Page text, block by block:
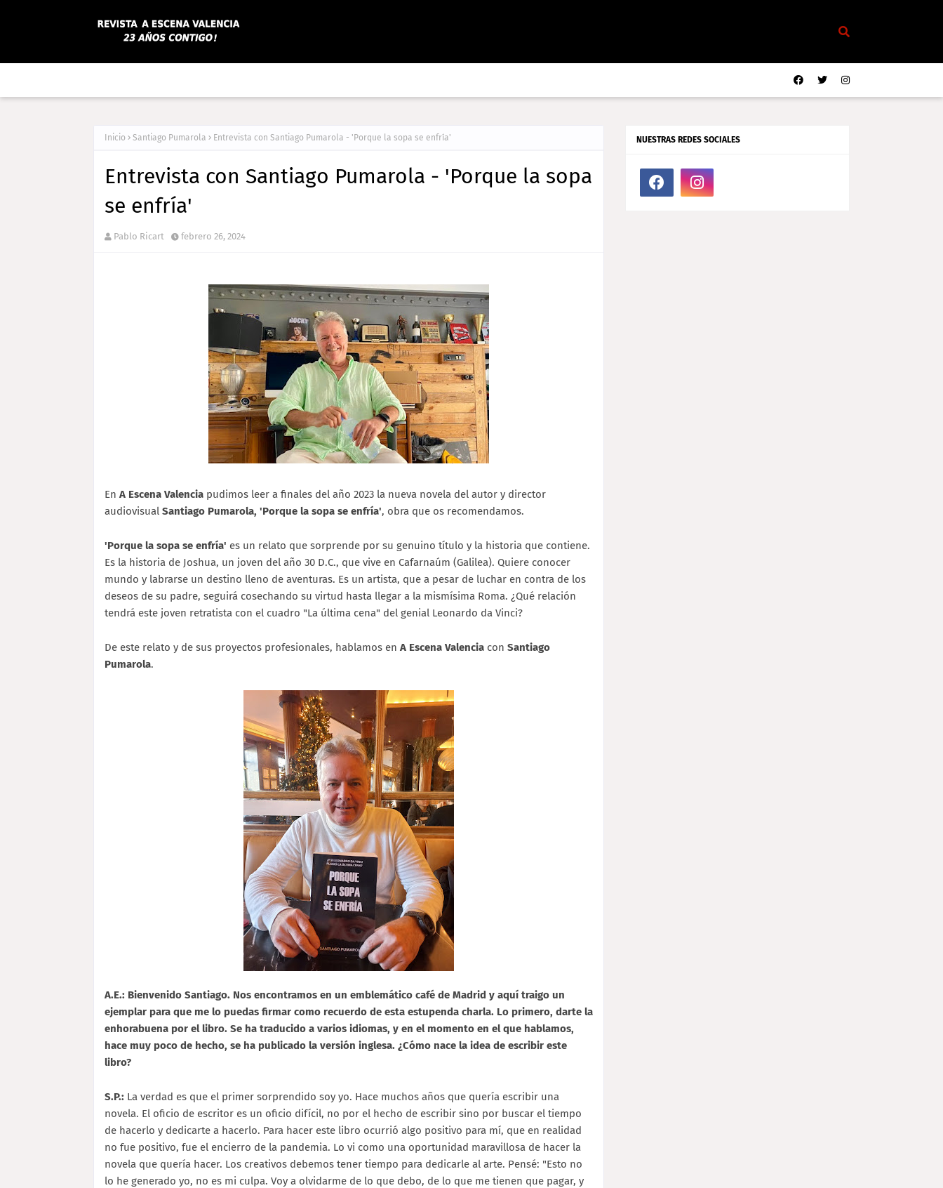
Inicio Santiago Pumarola Entrevista con Santiago Pumarola - 'Porque la sopa se enfría'
Entrevista con Santiago Pumarola - 'Porque la sopa
se enfría'
Pablo Ricart febrero 26, 2024
En A Escena Valencia pudimos leer a finales del año 2023 la nueva novela del autor y director
audiovisual Santiago Pumarola, 'Porque la sopa se enfría', obra que os recomendamos.
'Porque la sopa se enfría' es un relato que sorprende por su genuino título y la historia que contiene.
Es la historia de Joshua, un joven del año 30 D.C., que vive en Cafarnaúm (Galilea). Quiere conocer
mundo y labrarse un destino lleno de aventuras. Es un artista, que a pesar de luchar en contra de los
deseos de su padre, seguirá cosechando su virtud hasta llegar a la mismísima Roma. ¿Qué relación
tendrá este joven retratista con el cuadro "La última cena" del genial Leonardo da Vinci?
De este relato y de sus proyectos profesionales, hablamos en A Escena Valencia con Santiago
Pumarola.
A.E.: Bienvenido Santiago. Nos encontramos en un emblemático café de Madrid y aquí traigo un
ejemplar para que me lo puedas firmar como recuerdo de esta estupenda charla. Lo primero, darte la
enhorabuena por el libro. Se ha traducido a varios idiomas, y en el momento en el que hablamos,
hace muy poco de hecho, se ha publicado la versión inglesa. ¿Cómo nace la idea de escribir este
libro?
S.P.: La verdad es que el primer sorprendido soy yo. Hace muchos años que quería escribir una
novela. El oficio de escritor es un oficio difícil, no por el hecho de escribir sino por buscar el tiempo
de hacerlo y dedicarte a hacerlo. Para hacer este libro ocurrió algo positivo para mí, que en realidad
no fue positivo, fue el encierro de la pandemia. Lo vi como una oportunidad maravillosa de hacer la
novela que quería hacer. Los creativos debemos tener tiempo para dedicarle al arte. Pensé: "Esto no
lo he generado yo, no es mi culpa. Voy a olvidarme de lo que debo, de lo que me tienen que pagar, y
NUESTRAS REDES SOCIALES